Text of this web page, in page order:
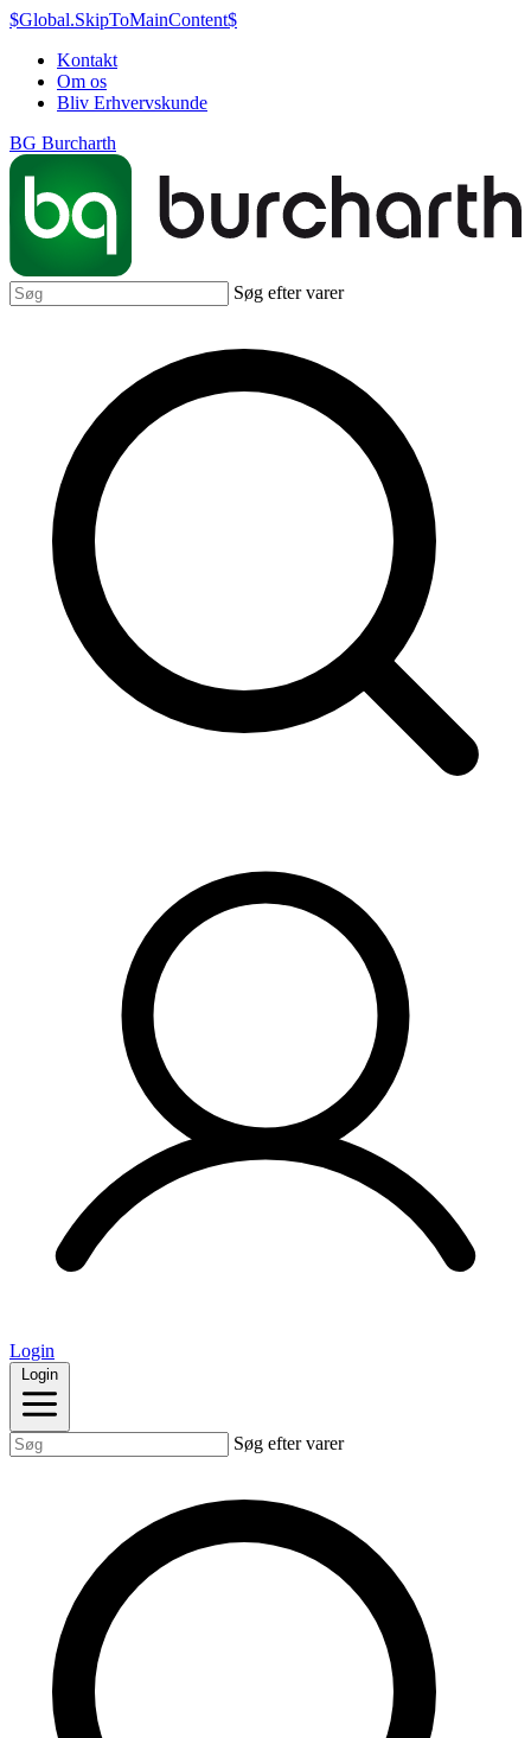
$Global.SkipToMainContent$
Kontakt
Om os
Bliv Erhvervskunde
BG Burcharth
Søg efter varer
Login
Login
Søg efter varer